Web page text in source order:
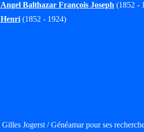
Balthazar François Joseph (1852 -
(1852 - 1924)
Gilles Jogerst / Généamar pour ses